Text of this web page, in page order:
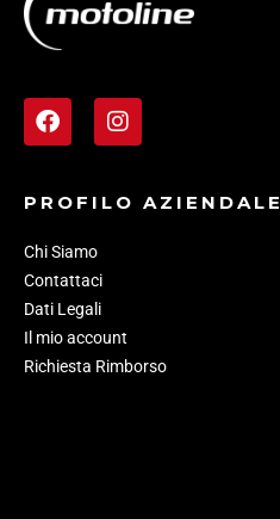
PROFILO AZIENDALE
Chi Siamo
Contattaci
Dati Legali
Il mio account
Richiesta Rimborso